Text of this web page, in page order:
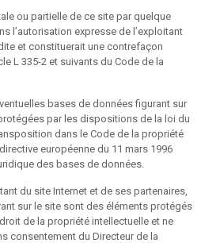
ou partielle de ce site par quelque
l’autorisation expresse de l’exploitant
et constituerait une contrefaçon
L 335-2 et suivants du Code de la
bases de données figurant sur
par les dispositions de la loi du
dans le Code de la propriété
européenne du 11 mars 1996
des bases de données.
du site Internet et de ses partenaires,
sur le site sont des éléments protégés
de la propriété intellectuelle et ne
consentement du Directeur de la